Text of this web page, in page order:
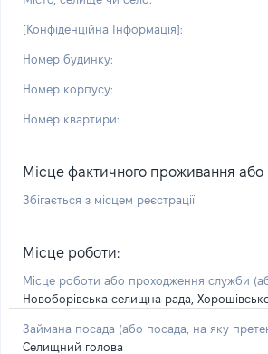
[Конфіденційна Інформація]:
Номер будинку:
Номер корпусу:
Номер квартири:
Місце фактичного проживання або
Збігається з місцем реєстрації
Місце роботи:
Місце роботи або проходження служби
Новоборівська селищна рада,
Займана посада (або посада, на яку
Селищний голова